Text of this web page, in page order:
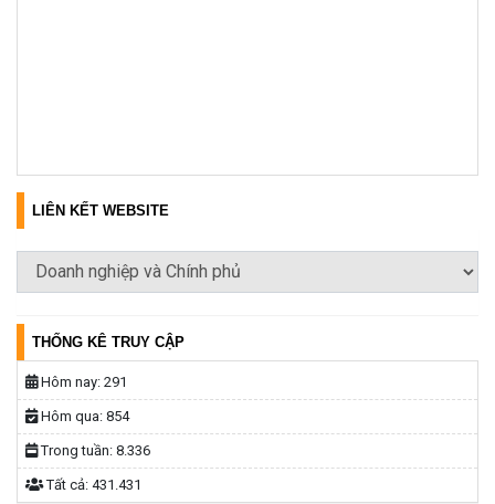
LIÊN KẾT WEBSITE
THỐNG KÊ TRUY CẬP
Hôm nay: 291
Hôm qua: 854
Trong tuần: 8.336
Tất cả: 431.431